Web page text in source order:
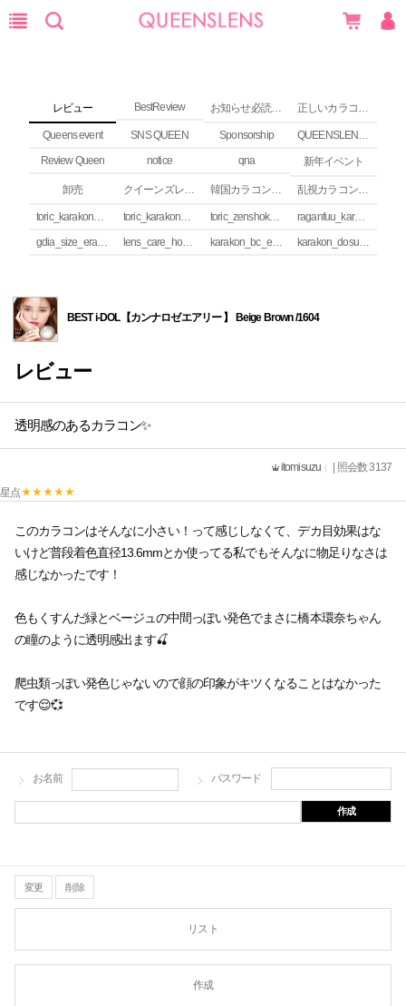
レビュー BestReview お知らせ必読 (NEWS) 正しいカラコンの使い方
Queens event SNS QUEEN Sponsorship
QUEENSLENS Affiliate Program
Review Queen
notice qna 新年イベント
卸売 クイーンズレンズ カラコンコラム 韓国カラコンguide 乱視カラコンの安全性
toric_karakon_takai_riyuu toric_karakon_real_review toric_zenshoku_review
raganfuu_karakon_erabikata
gdia_size_erabikata
lens_care_houhou karakon_bc_erabikata karakon_dosuu_erabikata
BEST i-DOL【カンナロゼエアリー 】 Beige Brown /1604
レビュー
透明感のあるカラコン✨
itomisuzu
| 照会数 3137
星点
このカラコンはそんなに小さい！って感じしなくて、デカ目効果はな
いけど普段着色直径13.6mmとか使ってる私でもそんなに物足りなさは
感じなかったです！
色もくすんだ緑とベージュの中間っぽい発色でまさに橋本環奈ちゃん
の瞳のように透明感出ます🍒
爬虫類っぽい発色じゃないので顔の印象がキツくなることはなかった
です😌💞
お名前 パスワード
作成
変更 削除
リスト
作成